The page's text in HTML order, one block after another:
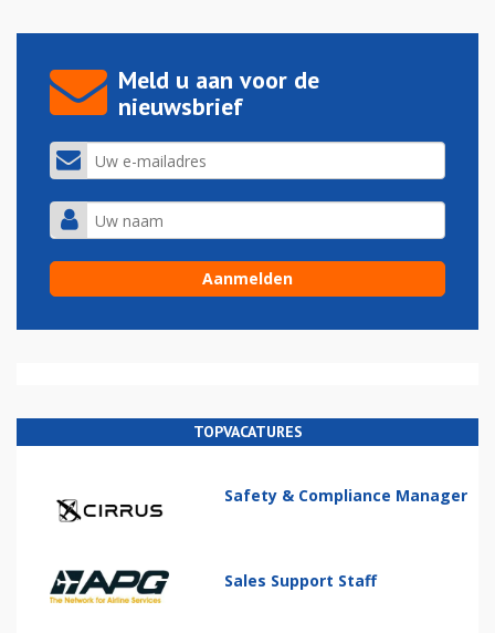
Meld u aan voor de
nieuwsbrief
TOPVACATURES
Safety & Compliance Manager
Sales Support Staff